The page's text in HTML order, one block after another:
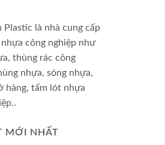
Plastic là nhà cung cấp
nhựa công nghiệp như
thùng rác công
nhựa, sóng nhựa,
hàng, tấm lót nhựa
MỚI NHẤT